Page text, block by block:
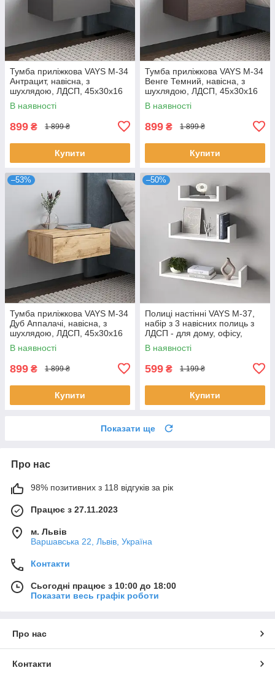
Тумба приліжкова VAYS M-34
Антрацит, навісна, з
шухлядою, ЛДСП, 45х30х16
см – для спальні
В наявності
899 ₴ 1 899 ₴
Купити
Тумба приліжкова VAYS M-34
Венге Темний, навісна, з
шухлядою, ЛДСП, 45х30х16
см – для спальні
В наявності
899 ₴ 1 899 ₴
Купити
–53%
Тумба приліжкова VAYS M-34
Дуб Аппалачі, навісна, з
шухлядою, ЛДСП, 45х30х16
см – для спальні
В наявності
899 ₴ 1 899 ₴
Купити
–50%
Полиці настінні VAYS M-37,
набір з 3 навісних полиць з
ЛДСП - для дому, офісу,
вітальні
В наявності
599 ₴ 1 199 ₴
Купити
Показати ще
Про нас
98% позитивних з 118 відгуків за рік
Працює з 27.11.2023
м. Львів
Варшавська 22, Львів, Україна
Контакти
Сьогодні працює з 10:00 до 18:00
Показати весь графік роботи
Про нас
Контакти